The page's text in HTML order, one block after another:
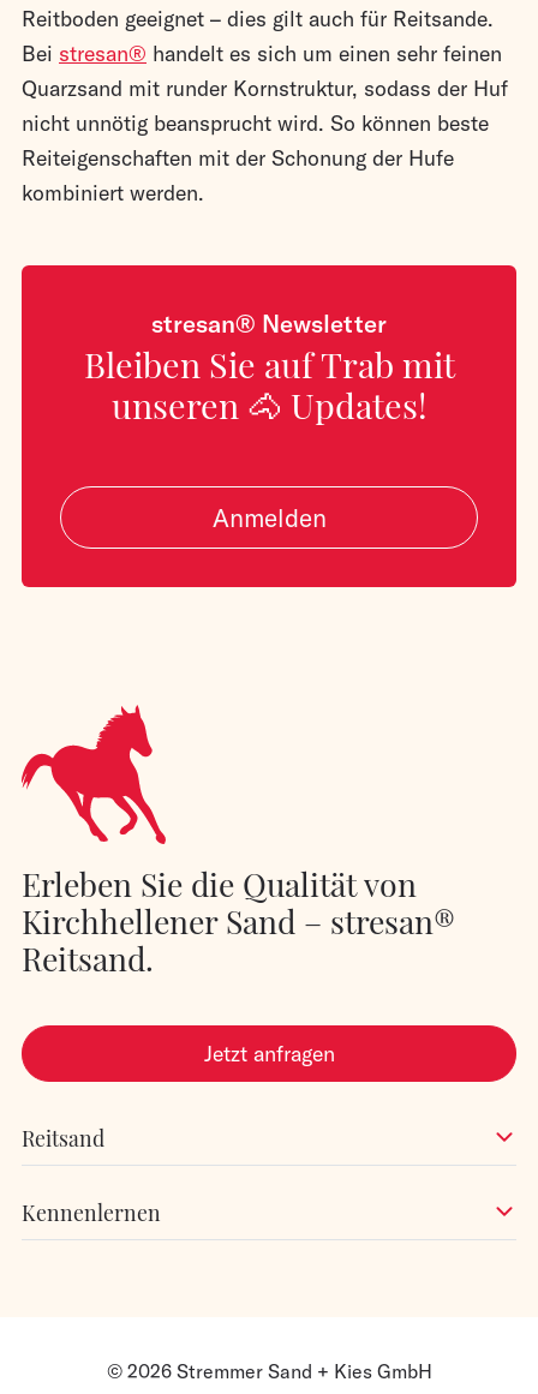
Reitboden geeignet – dies gilt auch für Reitsande.
Bei stresan® handelt es sich um einen sehr feinen
Quarzsand mit runder Kornstruktur, sodass der Huf
nicht unnötig beansprucht wird. So können beste
Reiteigenschaften mit der Schonung der Hufe
kombiniert werden.
stresan® Newsletter
Bleiben Sie auf Trab mit
unseren 🐴 Updates!
Anmelden
Erleben Sie die Qualität von
Kirchhellener Sand – stresan®
Reitsand.
Jetzt anfragen
Reitsand
Kennenlernen
© 2026 Stremmer Sand + Kies GmbH